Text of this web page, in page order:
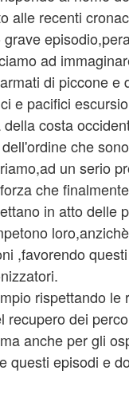
alle recenti
ad
di piccone e
e pacifici
costa
che
un serio
che
in atto delle
,favorendo
rispettando
recupero dei
anche per gli
questi episodi e